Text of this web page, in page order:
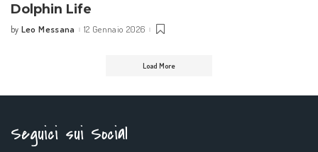
Dolphin Life
Posted
by Leo Messana 12 Gennaio 2026
Load More
Seguici sui Social